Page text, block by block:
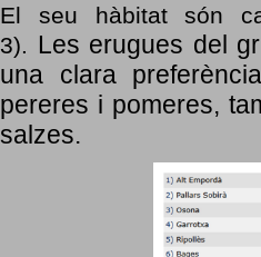
El seu hàbitat són
3). Les erugues del
una clara
pereres i pomeres,
salzes.